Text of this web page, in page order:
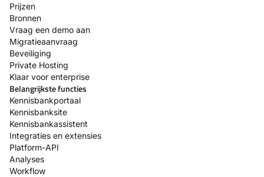
Prijzen
Bronnen
Vraag een demo aan
Migratieaanvraag
Beveiliging
Private Hosting
Klaar voor enterprise
Belangrijkste functies
Kennisbankportaal
Kennisbanksite
Kennisbankassistent
Integraties en extensies
Platform-API
Analyses
Workflow